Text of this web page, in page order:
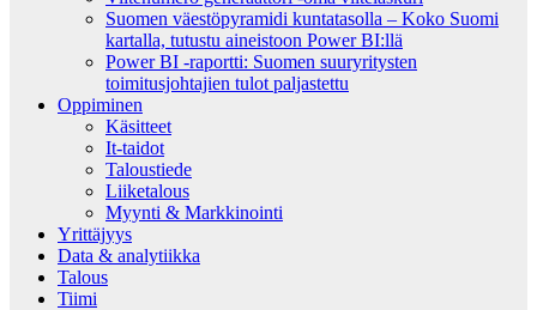
Suomen väestöpyramidi kuntatasolla – Koko Suomi
kartalla, tutustu aineistoon Power BI:llä
Power BI -raportti: Suomen suuryritysten
toimitusjohtajien tulot paljastettu
Oppiminen
Käsitteet
It-taidot
Taloustiede
Liiketalous
Myynti & Markkinointi
Yrittäjyys
Data & analytiikka
Talous
Tiimi